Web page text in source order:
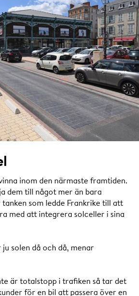
inom den närmaste framtiden.
dem till något mer än bara
som ledde Frankrike till att
med att integrera solceller i sina
solen då och då, menar
är totalstopp i trafiken så tar det
för en bil att passera över en